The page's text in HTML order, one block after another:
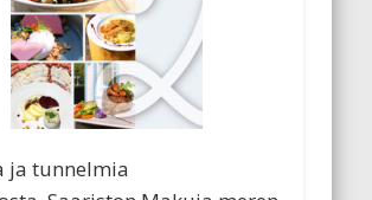
ja tunnelmia